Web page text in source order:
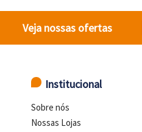
Veja nossas ofertas
Institucional
Sobre nós
Nossas Lojas